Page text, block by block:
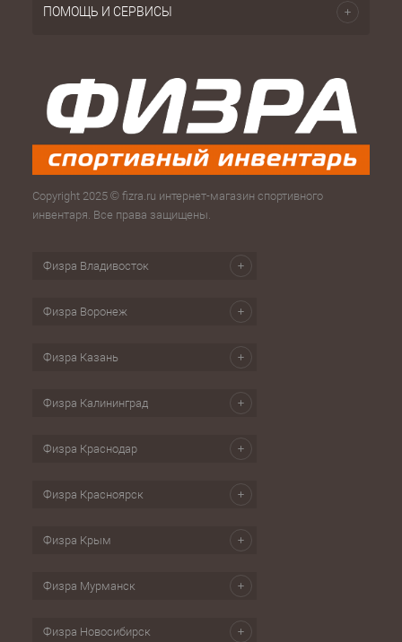
ПОМОЩЬ И СЕРВИСЫ
Copyright 2025 © fizra.ru интернет-магазин спортивного
инвентаря. Все права защищены.
Физра Владивосток
Физра Воронеж
Физра Казань
Физра Калининград
Физра Краснодар
Физра Красноярск
Физра Крым
Физра Мурманск
Физра Новосибирск